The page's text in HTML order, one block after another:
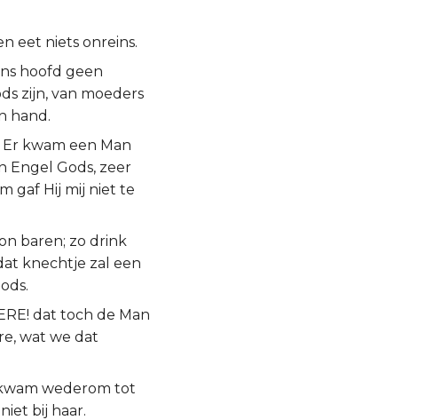
eet niets onreins.
hoofd geen
zijn, van moeders
hand.
kwam een Man
Engel Gods, zeer
gaf Hij mij niet te
baren; zo drink
knechtje zal een
dat toch de Man
wat we dat
wederom tot
bij haar.